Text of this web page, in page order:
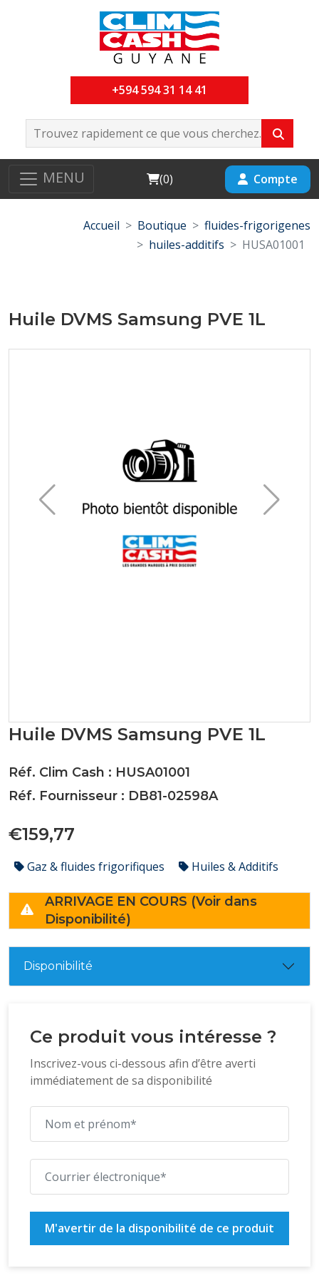
+594 594 31 14 41
MENU Cart
(0) Compte
Accueil Boutique
fluides-frigorigenes
huiles-additifs
HUSA01001
Huile DVMS Samsung PVE 1L
Huile DVMS Samsung PVE 1L
Réf. Clim Cash : HUSA01001
Réf. Fournisseur : DB81-02598A
€159,77
Gaz & fluides frigorifiques Huiles & Additifs
ARRIVAGE EN COURS (Voir dans
Disponibilité)
Disponibilité
Ce produit vous intéresse ?
Inscrivez-vous ci-dessous afin d’être averti
immédiatement de sa disponibilité
M'avertir de la disponibilité de ce produit